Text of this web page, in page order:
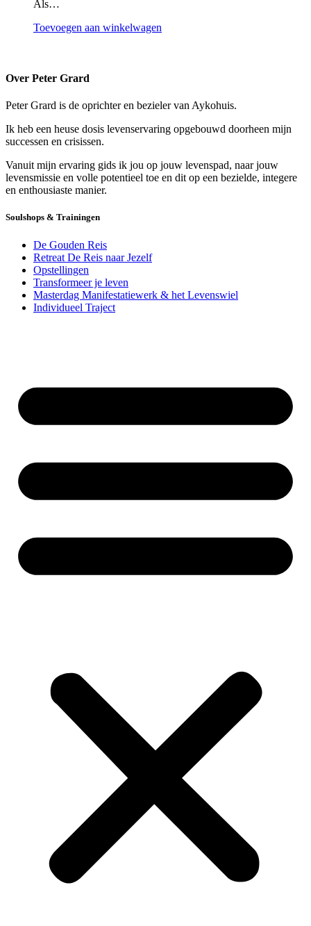
Als…
Toevoegen aan winkelwagen
Over Peter Grard
Peter Grard is de oprichter en bezieler van Aykohuis.
Ik heb een heuse dosis levenservaring opgebouwd doorheen mijn
successen en crisissen.
Vanuit mijn ervaring gids ik jou op jouw levenspad, naar jouw
levensmissie en volle potentieel toe en dit op een bezielde, integere
en enthousiaste manier.
Soulshops & Trainingen
De Gouden Reis
Retreat De Reis naar Jezelf
Opstellingen
Transformeer je leven
Masterdag Manifestatiewerk & het Levenswiel
Individueel Traject